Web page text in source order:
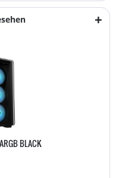
BLACK